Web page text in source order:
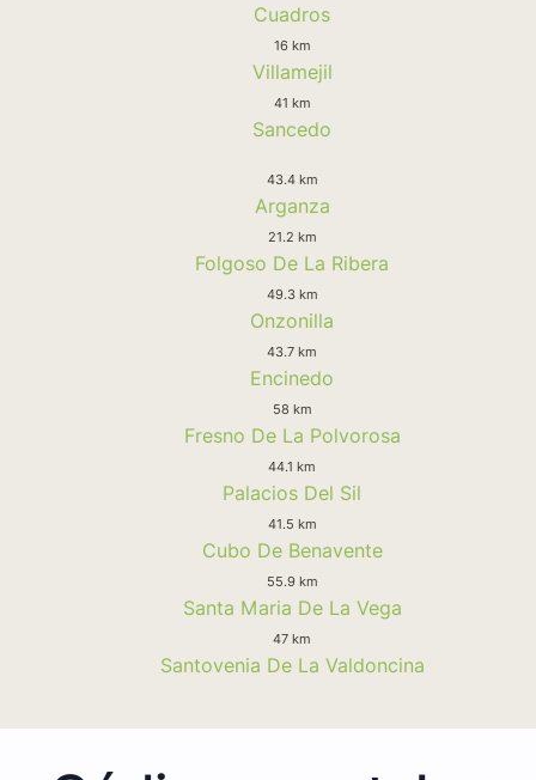
Cuadros
16 km
Villamejil
41 km
Sancedo
43.4 km
Arganza
21.2 km
Folgoso De La Ribera
49.3 km
Onzonilla
43.7 km
Encinedo
58 km
Fresno De La Polvorosa
44.1 km
Palacios Del Sil
41.5 km
Cubo De Benavente
55.9 km
Santa Maria De La Vega
47 km
Santovenia De La Valdoncina